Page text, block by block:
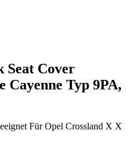
Seat Cover
Cayenne Typ 9PA,